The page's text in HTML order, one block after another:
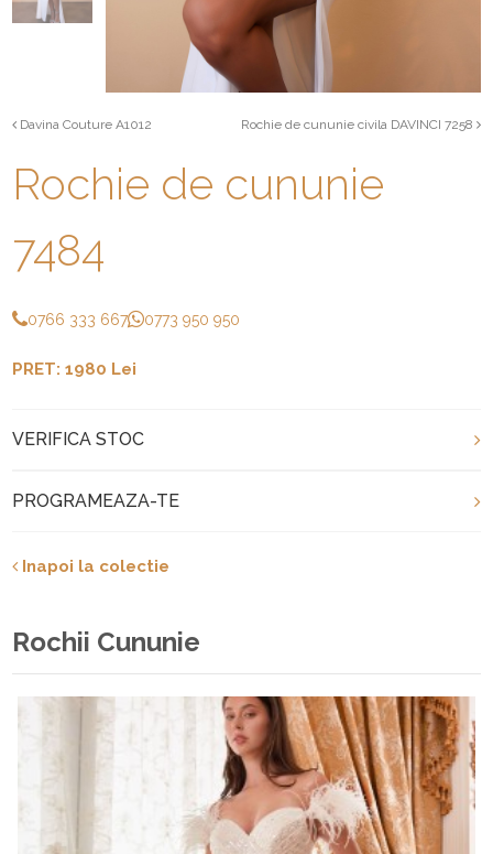
Davina Couture A1012 Rochie de cununie civila DAVINCI 7258
Rochie de cununie
7484
0766 333 667 0773 950 950
PRET: 1980 Lei
VERIFICA STOC
PROGRAMEAZA-TE
Inapoi la colectie
Rochii Cununie